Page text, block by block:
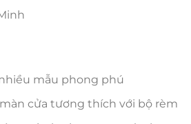
mẫu phong phú
cửa tương thích với bộ rèm